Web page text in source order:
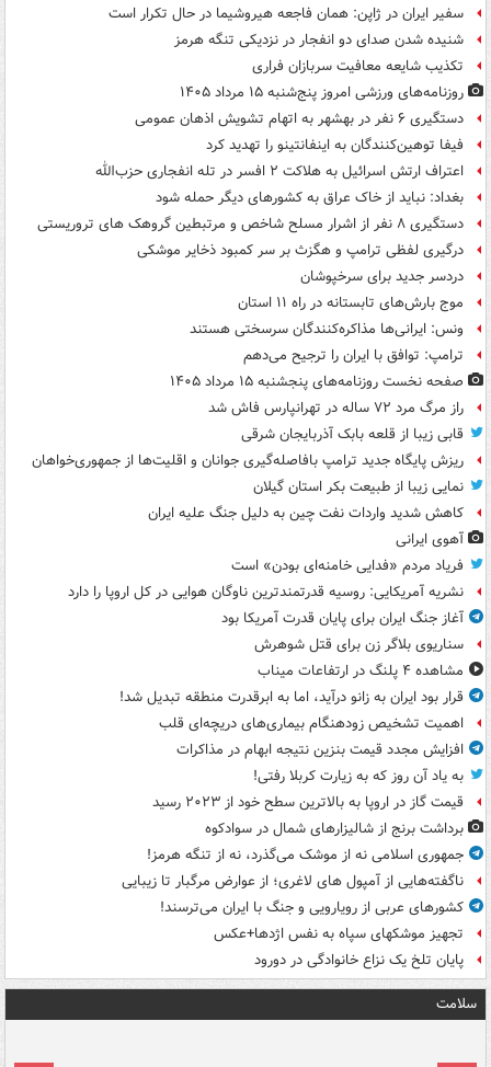
سفیر ایران در ژاپن: همان فاجعه هیروشیما در حال تکرار است
شنیده شدن صدای دو انفجار در نزدیکی تنگه هرمز
تکذیب شایعه معافیت سربازان فراری
روزنامه‌های ورزشی امروز پنج‌شنبه ۱۵ مرداد ۱۴۰۵
دستگیری ۶ نفر در بهشهر به اتهام تشویش اذهان عمومی
فیفا توهین‌کنندگان به اینفانتینو را تهدید کرد
اعتراف ارتش اسرائیل به هلاکت ۲ افسر در تله انفجاری حزب‌الله
بغداد: نباید از خاک عراق به کشورهای دیگر حمله شود
دستگیری ۸ نفر از اشرار مسلح شاخص و مرتبطین گروهک های تروریستی
درگیری لفظی ترامپ و هگزث بر سر کمبود ذخایر موشکی
دردسر جدید برای سرخپوشان
موج بارش‌های تابستانه در راه ۱۱ استان
ونس: ایرانی‌ها مذاکره‌کنندگان سرسختی هستند
ترامپ: توافق با ایران را ترجیح می‌دهم
صفحه نخست روزنامه‌های پنجشنبه ۱۵ مرداد ۱۴۰۵
راز مرگ مرد ۷۲ ساله در تهرانپارس فاش شد
قابی زیبا از قلعه بابک آذربایجان شرقی
ریزش پایگاه جدید ترامپ بافاصله‌گیری جوانان و اقلیت‌ها از جمهوری‌خواهان
نمایی زیبا از طبیعت بکر استان گیلان
کاهش شدید واردات نفت چین به دلیل جنگ علیه ایران
آهوی ایرانی
فریاد مردم «فدایی خامنه‌ای بودن» است
نشریه آمریکایی: روسیه قدرتمندترین ناوگان هوایی در کل اروپا را دارد
آغاز جنگ ایران برای پایان قدرت آمریکا بود
سناریوی بلاگر زن برای قتل شوهرش
مشاهده ۴ پلنگ در ارتفاعات میناب
قرار بود ایران به زانو درآید، اما به ابرقدرت منطقه تبدیل شد!
اهمیت تشخیص زودهنگام بیماری‌های دریچه‌ای قلب
افزایش مجدد قیمت بنزین نتیجه ابهام در مذاکرات
به یاد آن روز که به زیارت کربلا رفتی!
قیمت گاز در اروپا به بالاترین سطح خود از ۲۰۲۳ رسید
برداشت برنج از شالیزارهای شمال در سوادکوه
جمهوری اسلامی نه از موشک می‌گذرد، نه از تنگه هرمز!
ناگفته‌هایی از آمپول های لاغری؛ از عوارض مرگبار تا زیبایی
کشورهای عربی از رویارویی و جنگ با ایران می‌ترسند!
تجهیز موشکهای سپاه به نفس اژدها+عکس
پایان تلخ یک نزاع خانوادگی در دورود
سلامت